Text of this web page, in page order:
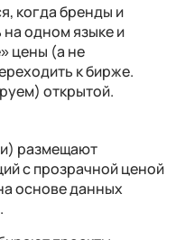
когда бренды и
одном языке и
цены (а не
к бирже.
открытой.
размещают
с прозрачной ценой
основе данных